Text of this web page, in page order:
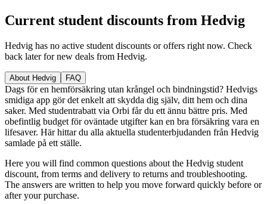
Current student discounts from Hedvig
Hedvig has no active student discounts or offers right now. Check
back later for new deals from Hedvig.
About Hedvig FAQ
Dags för en hemförsäkring utan krångel och bindningstid? Hedvigs
smidiga app gör det enkelt att skydda dig själv, ditt hem och dina
saker. Med studentrabatt via Orbi får du ett ännu bättre pris. Med
obefintlig budget för oväntade utgifter kan en bra försäkring vara en
lifesaver. Här hittar du alla aktuella studenterbjudanden från Hedvig
samlade på ett ställe.
Here you will find common questions about the Hedvig student
discount, from terms and delivery to returns and troubleshooting.
The answers are written to help you move forward quickly before or
after your purchase.